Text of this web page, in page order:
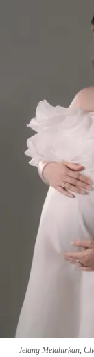
Jelang Melahirkan,